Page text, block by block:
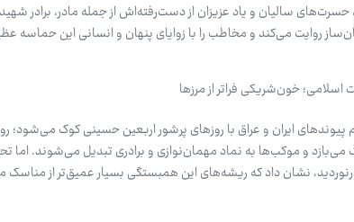
سالیان و یاد عزیزان از دست‌رفته‌اش از جمله مادر، برادر
روایت می‌کند و مخاطب را با زوایای پنهان و انسانی این حماسه
خون‌شریکی فراتر از مرزها
ایران و عراق با روزهای پرشور اربعین حسینی کوک می‌شود؛
می‌بازد و موکب‌ها به نماد مهمان‌نوازی و برادری تبدیل می‌شوند. اما
نشان داد که ریشه‌های این همبستگی بسیار عمیق‌تر از مناسک